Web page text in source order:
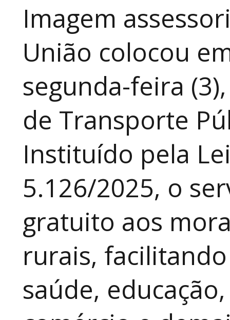
Imagem
União colocou
segunda-feira
de Transporte
Instituído pela
5.126/2025, o
gratuito aos
rurais,
saúde,